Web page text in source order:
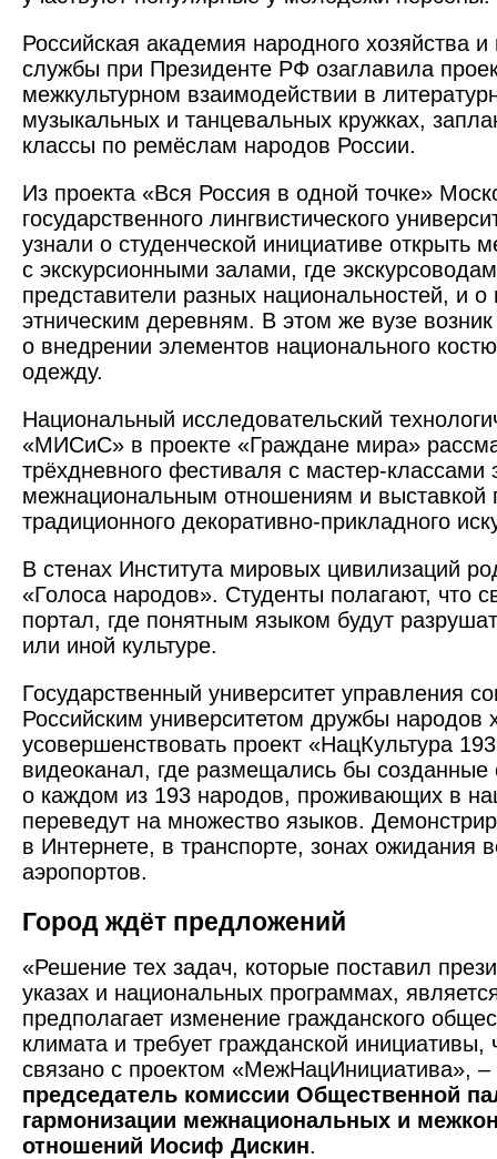
Российская академия народного хозяйст­ва и
службы при Президенте РФ озаглавила
межкультурном взаимодействии в
музыкальных и танцевальных кружках,
классы по ремёслам народов России.
Из проекта «Вся Россия в одной точке»
государственного лингвистического
узнали о студенческой инициативе открыть
с экскурсионными залами, где
представители разных национальностей, и о
этническим деревням. В этом же вузе
о внедрении элементов национального
одежду.
Национальный исследовательский
«МИСиС» в проекте «Граждане мира»
трёхдневного фестиваля с мастер-классами
межнациональным отношениям и выставкой
традиционного декоративно-прикладного
В стенах Института мировых цивилизаций
«Голоса народов». Студенты полагают, что
портал, где понятным языком будут
или иной культуре.
Государственный университет управления
Российским университетом дружбы народов
усовершенствовать проект «НацКультура
видеоканал, где размещались бы созданные
о каждом из 193 народов, проживающих в
переведут на множество языков.
в Интернете, в транспорте, зонах ожидания
аэропортов.
Город ждёт предложений
«Решение тех задач, которые поставил
указах и национальных программах,
предполагает изменение граждан­ского
климата и требует гражданской
связано с проектом «МежНацИнициатива», –
председатель комиссии Общественной
гармонизации межнациональных и
отношений Иосиф Дискин.